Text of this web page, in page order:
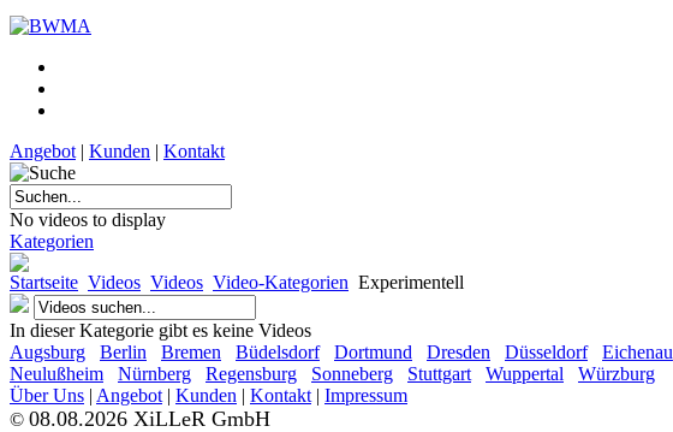
Angebot | Kunden | Kontakt
No videos to display
Kategorien
Startseite Videos Videos Video-Kategorien Experimentell
In dieser Kategorie gibt es keine Videos
Augsburg
Berlin Bremen Büdelsdorf Dortmund Dresden Düsseldorf Eichenau
Neulußheim
Nürnberg Regensburg Sonneberg Stuttgart Wuppertal
Würzburg
Über Uns | Angebot | Kunden | Kontakt | Impressum
© 08.08.2026 XiLLeR GmbH